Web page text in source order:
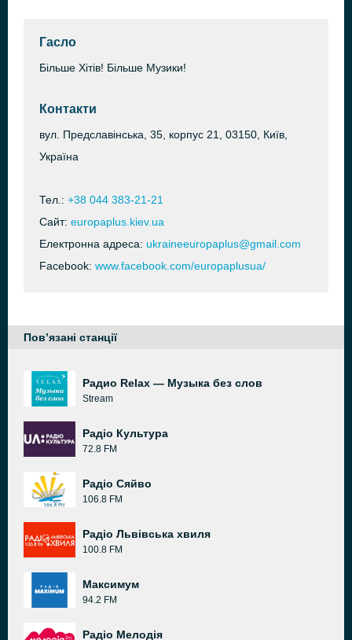
Гасло
Більше Хітів! Більше Музики!
Контакти
вул. Предславінська, 35, корпус 21, 03150, Київ,
Україна
Тел.: +38 044 383-21-21
Сайт: europaplus.kiev.ua
Електронна адреса: ukraineeuropaplus@gmail.com
Facebook: www.facebook.com/europaplusua/
Пов’язані станції
Радио Relax — Музыка без слов
Stream
Радіо Культура
72.8 FM
Радіо Сяйво
106.8 FM
Радіо Львівська хвиля
100.8 FM
Максимум
94.2 FM
Радіо Мелодія